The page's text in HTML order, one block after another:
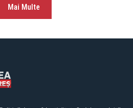
Mai Multe